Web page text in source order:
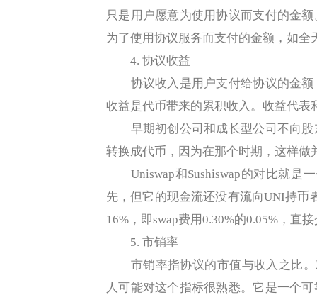
只是用户愿意为使用协议而支付的金
为了使用协议服务而支付的金额，如全
4. 协议收益
协议收入是用户支付给协议的金额
收益是代币带来的累积收入。收益代表
早期初创公司和成长型公司不向股
转换成代币，因为在那个时期，这样做
Uniswap和Sushiswap的对比就是一
先，但它的现金流还没有流向UNI持币
16%，即swap费用0.30%的0.05%，直
5. 市销率
市销率指协议的市值与收入之比。
人可能对这个指标很熟悉。它是一个